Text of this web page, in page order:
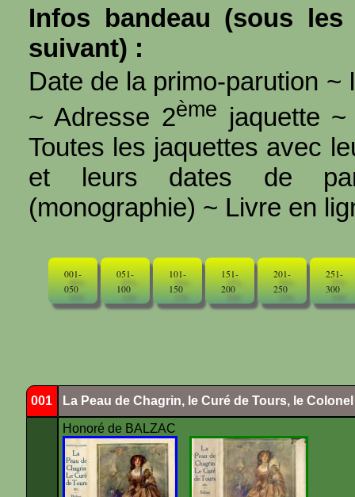
Infos bandeau (sous
suivant) :
Date de la primo-parution ~
~ Adresse 2ème jaquette
Toutes les jaquettes avec
et leurs dates de
(monographie) ~ Livre en
001-
050
051-
100
101-
150
151-
200
201-
250
251-
300
001 La Peau de Chagrin, le Curé de Tours, le
Honoré de BALZAC